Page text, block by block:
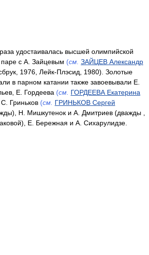
удостаивалась высшей олимпийской
с А. Зайцевым (см. ЗАЙЦЕВ Александр
1976, Лейк-Плэсид, 1980). Золотые
в парном катании также завоевывали Е.
Е. Гордеева (см. ГОРДЕЕВА Екатерина
Гриньков (см. ГРИНЬКОВ Сеpгей
Н. Мишкутенок и А. Дмитриев (дважды ,
Е. Бережная и А. Сихарулидзе.